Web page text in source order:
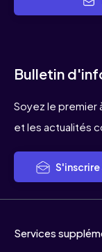
Bulletin
Soyez le premier
et les actualités
Services